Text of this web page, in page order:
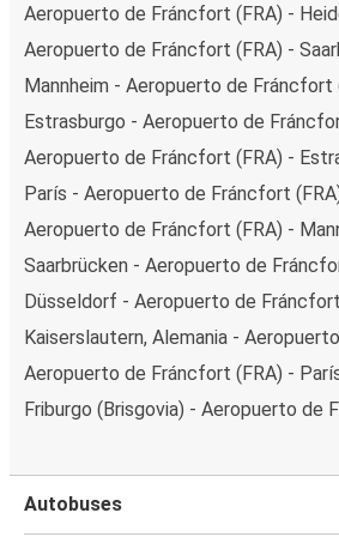
Aeropuerto de Fráncfort (FRA) -
Aeropuerto de Fráncfort (FRA) -
Mannheim - Aeropuerto de Fráncfort
Estrasburgo - Aeropuerto de
Aeropuerto de Fráncfort (FRA) -
París - Aeropuerto de Fráncfort
Aeropuerto de Fráncfort (FRA) -
Saarbrücken - Aeropuerto de
Düsseldorf - Aeropuerto de
Kaiserslautern, Alemania -
Aeropuerto de Fráncfort (FRA) -
Friburgo (Brisgovia) - Aeropuerto de
Autobuses